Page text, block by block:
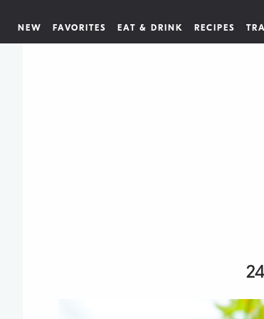
NEW FAVORITES EAT & DRINK RECIPES